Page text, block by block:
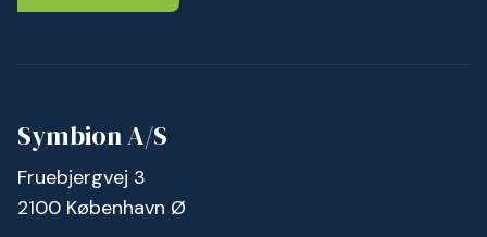
Symbion A/S
Fruebjergvej 3
2100 København Ø